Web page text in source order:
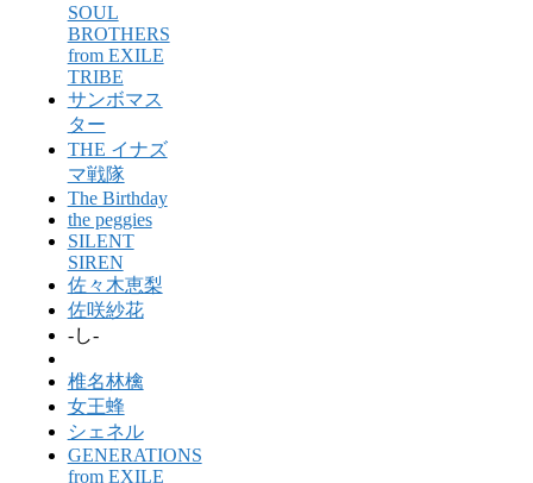
SOUL
BROTHERS
from EXILE
TRIBE
サンボマス
ター
THE イナズ
マ戦隊
The Birthday
the peggies
SILENT
SIREN
佐々木恵梨
佐咲紗花
-し-
椎名林檎
女王蜂
シェネル
GENERATIONS
from EXILE